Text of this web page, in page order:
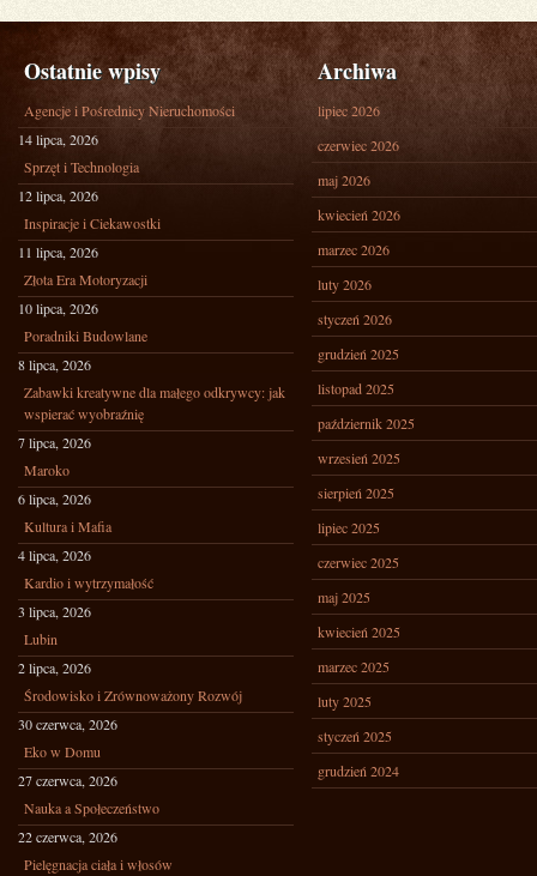
Ostatnie wpisy
Agencje i Pośrednicy Nieruchomości
14 lipca, 2026
Sprzęt i Technologia
12 lipca, 2026
Inspiracje i Ciekawostki
11 lipca, 2026
Złota Era Motoryzacji
10 lipca, 2026
Poradniki Budowlane
8 lipca, 2026
Zabawki kreatywne dla małego odkrywcy: jak
wspierać wyobraźnię
7 lipca, 2026
Maroko
6 lipca, 2026
Kultura i Mafia
4 lipca, 2026
Kardio i wytrzymałość
3 lipca, 2026
Lubin
2 lipca, 2026
Środowisko i Zrównoważony Rozwój
30 czerwca, 2026
Eko w Domu
27 czerwca, 2026
Nauka a Społeczeństwo
22 czerwca, 2026
Pielęgnacja ciała i włosów
Archiwa
lipiec 2026
czerwiec 2026
maj 2026
kwiecień 2026
marzec 2026
luty 2026
styczeń 2026
grudzień 2025
listopad 2025
październik 2025
wrzesień 2025
sierpień 2025
lipiec 2025
czerwiec 2025
maj 2025
kwiecień 2025
marzec 2025
luty 2025
styczeń 2025
grudzień 2024